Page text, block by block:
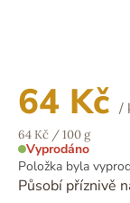
64 Kč /
Měrná
cena:
64 Kč / 100 g
Vyprodáno
Položka byla
Působí příznivě